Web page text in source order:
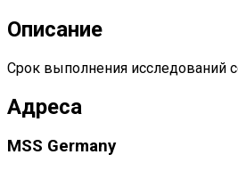
Описание
Срок выполнения исследований
Адреса
MSS Germany